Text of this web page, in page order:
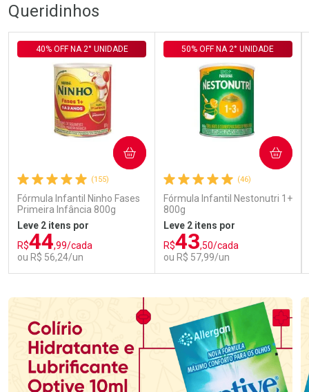
Queridinhos
(155)
Fórmula Infantil Ninho Fases
Primeira Infância 800g
40% OFF NA 2° UNIDADE
Leve 2 itens por
R$44,99/cada
ou R$ 56,24/un
COMPRAR
(46)
Fórmula Infantil Nestonutri 1+
800g
50% OFF NA 2° UNIDADE
Leve 2 itens por
R$43,50/cada
ou R$ 57,99/un
COMPRAR
Laboratório
Por Menos